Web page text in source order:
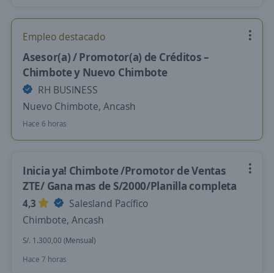
Empleo destacado
Asesor(a) / Promotor(a) de Créditos –
Chimbote y Nuevo Chimbote
RH BUSINESS
Nuevo Chimbote, Ancash
Hace 6 horas
Inicia ya! Chimbote /Promotor de Ventas
ZTE/ Gana mas de S/2000/Planilla completa
4,3
Salesland Pacífico
Chimbote, Ancash
S/. 1.300,00 (Mensual)
Hace 7 horas